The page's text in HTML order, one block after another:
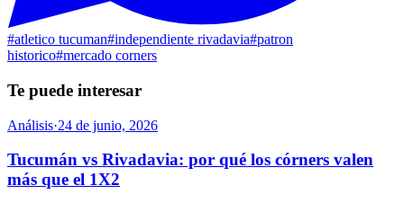
#atletico tucuman#independiente rivadavia#patron
historico#mercado corners
Te puede interesar
Análisis·24 de junio, 2026
Tucumán vs Rivadavia: por qué los córners valen
más que el 1X2